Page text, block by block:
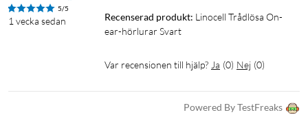
5/5
1 vecka sedan Recenserad produkt: Linocell Trådlösa On-
ear-hörlurar Svart
Var recensionen till hjälp? Ja (0) Nej (0)
Powered By TestFreaks